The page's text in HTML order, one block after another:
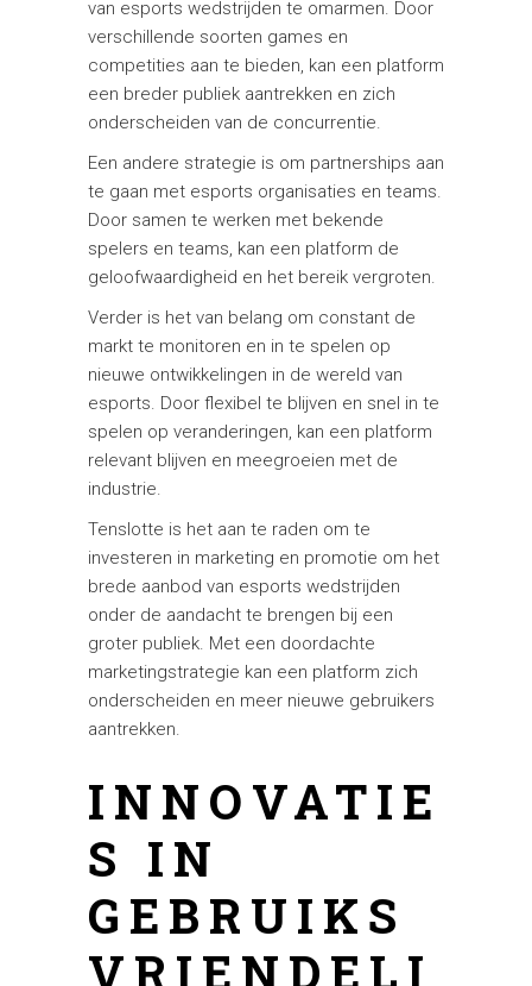
van esports wedstrijden te omarmen. Door
verschillende soorten games en
competities aan te bieden, kan een platform
een breder publiek aantrekken en zich
onderscheiden van de concurrentie.
Een andere strategie is om partnerships aan
te gaan met esports organisaties en teams.
Door samen te werken met bekende
spelers en teams, kan een platform de
geloofwaardigheid en het bereik vergroten.
Verder is het van belang om constant de
markt te monitoren en in te spelen op
nieuwe ontwikkelingen in de wereld van
esports. Door flexibel te blijven en snel in te
spelen op veranderingen, kan een platform
relevant blijven en meegroeien met de
industrie.
Tenslotte is het aan te raden om te
investeren in marketing en promotie om het
brede aanbod van esports wedstrijden
onder de aandacht te brengen bij een
groter publiek. Met een doordachte
marketingstrategie kan een platform zich
onderscheiden en meer nieuwe gebruikers
aantrekken.
INNOVATIE
S IN
GEBRUIKS
VRIENDELI